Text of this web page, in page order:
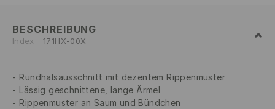
BESCHREIBUNG
Index 171HX-00X
Rundhalsausschnitt mit dezentem Rippenmuster
Lässig geschnittene, lange Ärmel
Rippenmuster an Saum und Bündchen